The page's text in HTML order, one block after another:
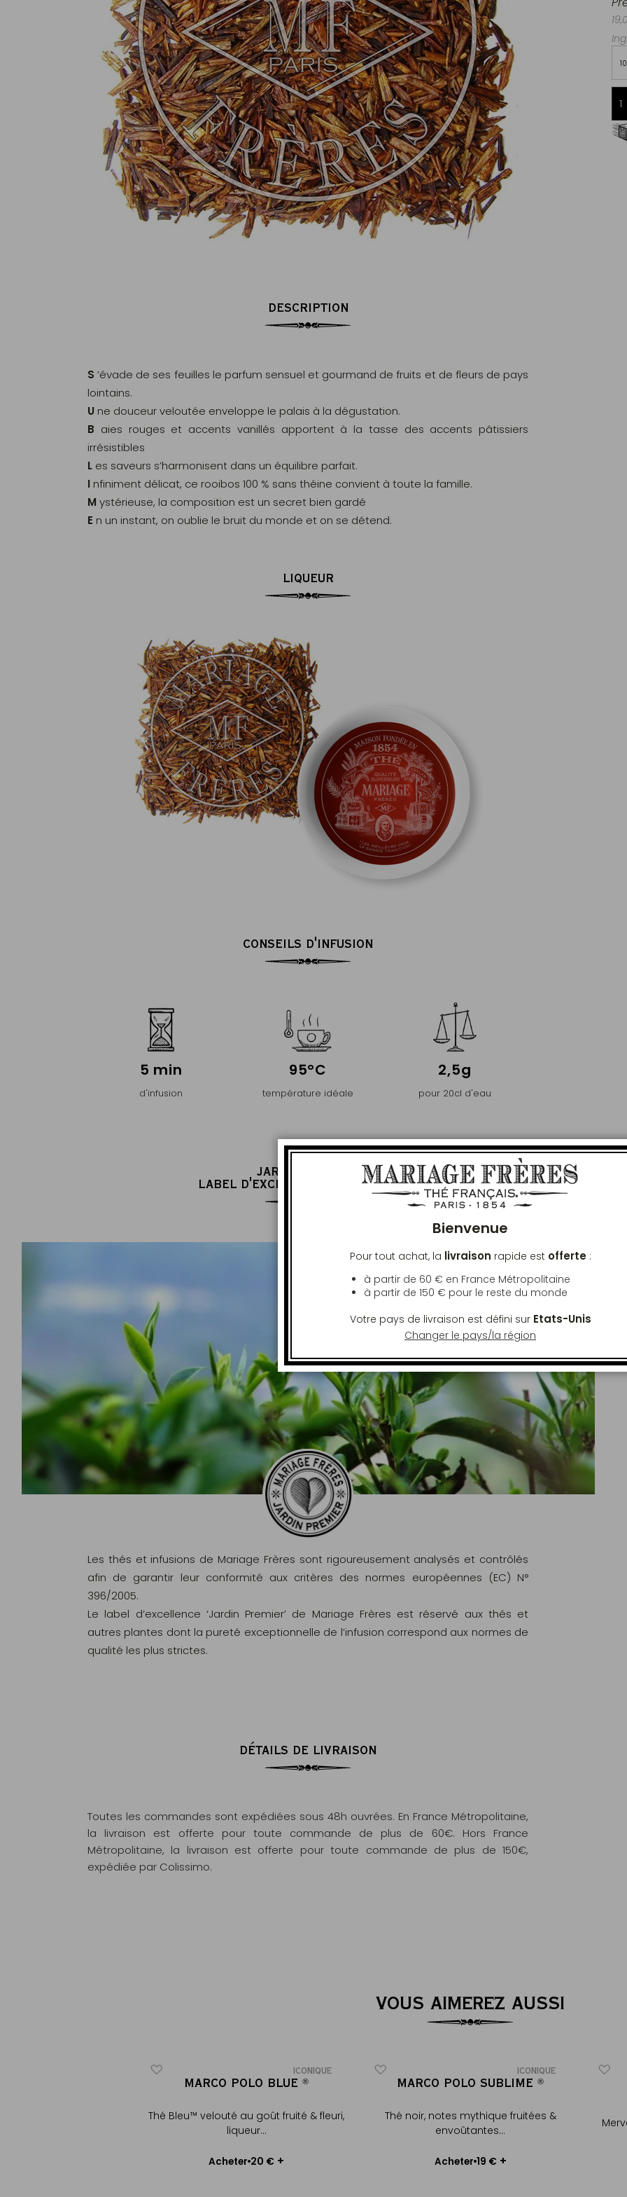
Paiement en ligne 100% sécurisé
MasterCard, CB, Visa, PayPal
Livraison offerte dès 60€ d'achats
en France Métropolitaine
DESCRIPTION
S’évade de ses feuilles le parfum sensuel et gourmand de fruits et de fleurs de pays
lointains.
U ne douceur veloutée enveloppe le palais à la dégustation.
B aies rouges et accents vanillés apportent à la tasse des accents pâtissiers
irrésistibles
L es saveurs s’harmonisent dans un équilibre parfait.
I nfiniment délicat, ce rooibos 100 % sans théine convient à toute la famille.
M ystérieuse, la composition est un secret bien gardé
E n un instant, on oublie le bruit du monde et on se détend.
LIQUEUR
CONSEILS D'INFUSION
5 min
d'infusion
95°C
température idéale
2,5g
pour 20cl d'eau
JARDIN PREMIER
LABEL D'EXCELLENCE ET DE PURETÉ
Les thés et infusions de Mariage Frères sont rigoureusement analysés et contrôlés
afin de garantir leur conformité aux critères des normes européennes (EC) N°
396/2005.
Le label d’excellence ‘Jardin Premier’ de Mariage Frères est réservé aux thés et
autres plantes dont la pureté exceptionnelle de l’infusion correspond aux normes de
qualité les plus strictes.
DÉTAILS DE LIVRAISON
Toutes les commandes sont expédiées sous 48h ouvrées. En France Métropolitaine,
la livraison est offerte pour toute commande de plus de 60€. Hors France
Métropolitaine, la livraison est offerte pour toute commande de plus de 150€,
expédiée par Colissimo.
VOUS AIMEREZ AUSSI
ICONIQUE
MARCO POLO BLUE ®
Thé Bleu™ velouté au goût fruité & fleuri,
liqueur...
®
Acheter 20 € +
ICONIQUE
MARCO POLO SUBLIME ®
Thé noir, notes mythique fruitées &
envoûtantes...
Choisir le poids
Acheter 19 € +
Bienvenue
Pour tout achat, la livraison rapide est offerte:
à partir de 60 € en France Métropolitaine
à partir de 150 € pour le reste du monde
Votre pays de livraison est défini sur Etats-Unis
Changer le pays/la région